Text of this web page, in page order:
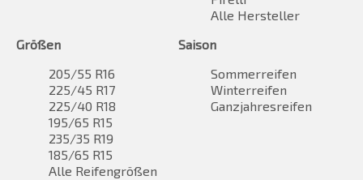
Alle Hersteller
Größen
205/55 R16
225/45 R17
225/40 R18
195/65 R15
235/35 R19
185/65 R15
Alle Reifengrößen
Saison
Sommerreifen
Winterreifen
Ganzjahresreifen